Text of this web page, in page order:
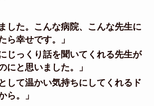
した。こんな病院、こんな先生に
ら幸せです。」
じっくり話を聞いてくれる先生が
にと思いました。」
して温かい気持ちにしてくれるド
ら。」